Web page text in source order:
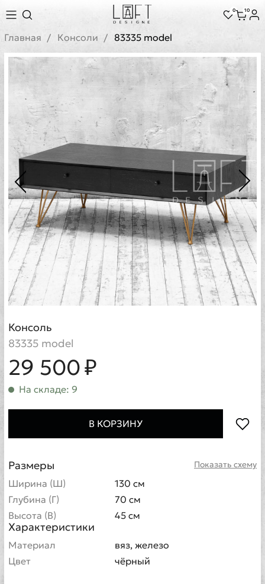
0 10
Главная Консоли 83335 model
Консоль
83335 model
29 500 ₽
На складе: 9
В КОРЗИНУ
Показать схему
Размеры
Ширина (Ш)
130 см
Глубина (Г)
70 см
Высота (В)
45 см
Характеристики
Материал
вяз, железо
Цвет
чёрный